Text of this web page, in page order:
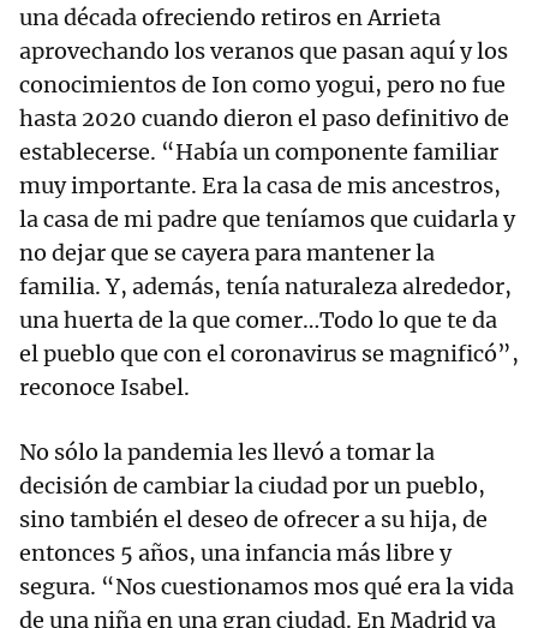
una década ofreciendo retiros en Arrieta
aprovechando los veranos que pasan aquí y los
conocimientos de Ion como yogui, pero no fue
hasta 2020 cuando dieron el paso definitivo de
establecerse. “Había un componente familiar
muy importante. Era la casa de mis ancestros,
la casa de mi padre que teníamos que cuidarla y
no dejar que se cayera para mantener la
familia. Y, además, tenía naturaleza alrededor,
una huerta de la que comer…Todo lo que te da
el pueblo que con el coronavirus se magnificó”,
reconoce Isabel.
No sólo la pandemia les llevó a tomar la
decisión de cambiar la ciudad por un pueblo,
sino también el deseo de ofrecer a su hija, de
entonces 5 años, una infancia más libre y
segura. “Nos cuestionamos mos qué era la vida
de una niña en una gran ciudad. En Madrid ya